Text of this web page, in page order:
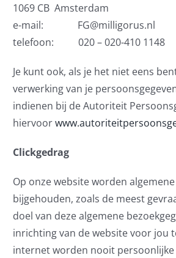
1069 CB Amsterdam
e-mail: FG@milligorus.nl
telefoon: 020 – 020-410 1148
Je kunt ook, als je het niet eens
verwerking van je
indienen bij de Autoriteit
hiervoor
Clickgedrag
Op onze website worden
bijgehouden, zoals de meest
doel van deze algemene
inrichting van de website voor jou
internet worden nooit persoonlijke